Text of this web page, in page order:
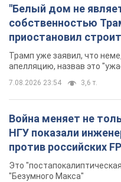
"Белый дом не
собственностью
приостановил
бального зала
долларов
Трамп уже заявил, что
апелляцию, назвав это
7.08.2026 23:54 3,6 т.
Война меняет не
НГУ показали
против российских
Фото
Это
"Безумного Макса"